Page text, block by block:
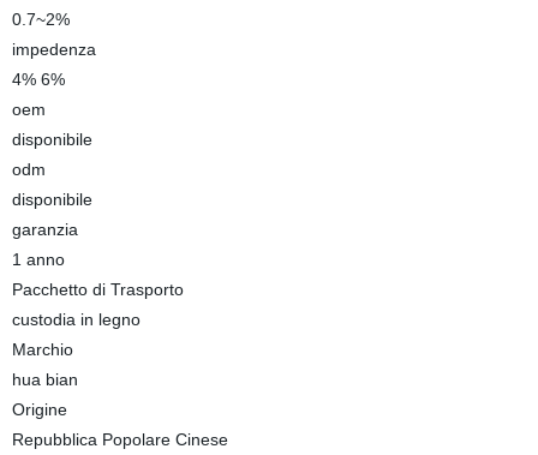
0.7~2%
impedenza
4% 6%
oem
disponibile
odm
disponibile
garanzia
1 anno
Pacchetto di Trasporto
custodia in legno
Marchio
hua bian
Origine
Repubblica Popolare Cinese